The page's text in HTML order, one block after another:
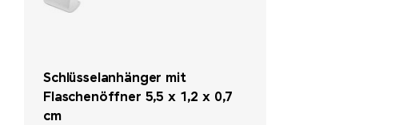
Schlüsselanhänger mit
Flaschenöffner 5,5 x 1,2 x 0,7
cm